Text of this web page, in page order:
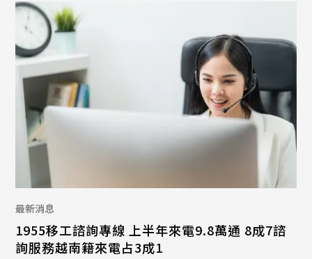
最新消息
1955移工諮詢專線 上半年來電9.8萬通 8成7諮
詢服務越南籍來電占3成1